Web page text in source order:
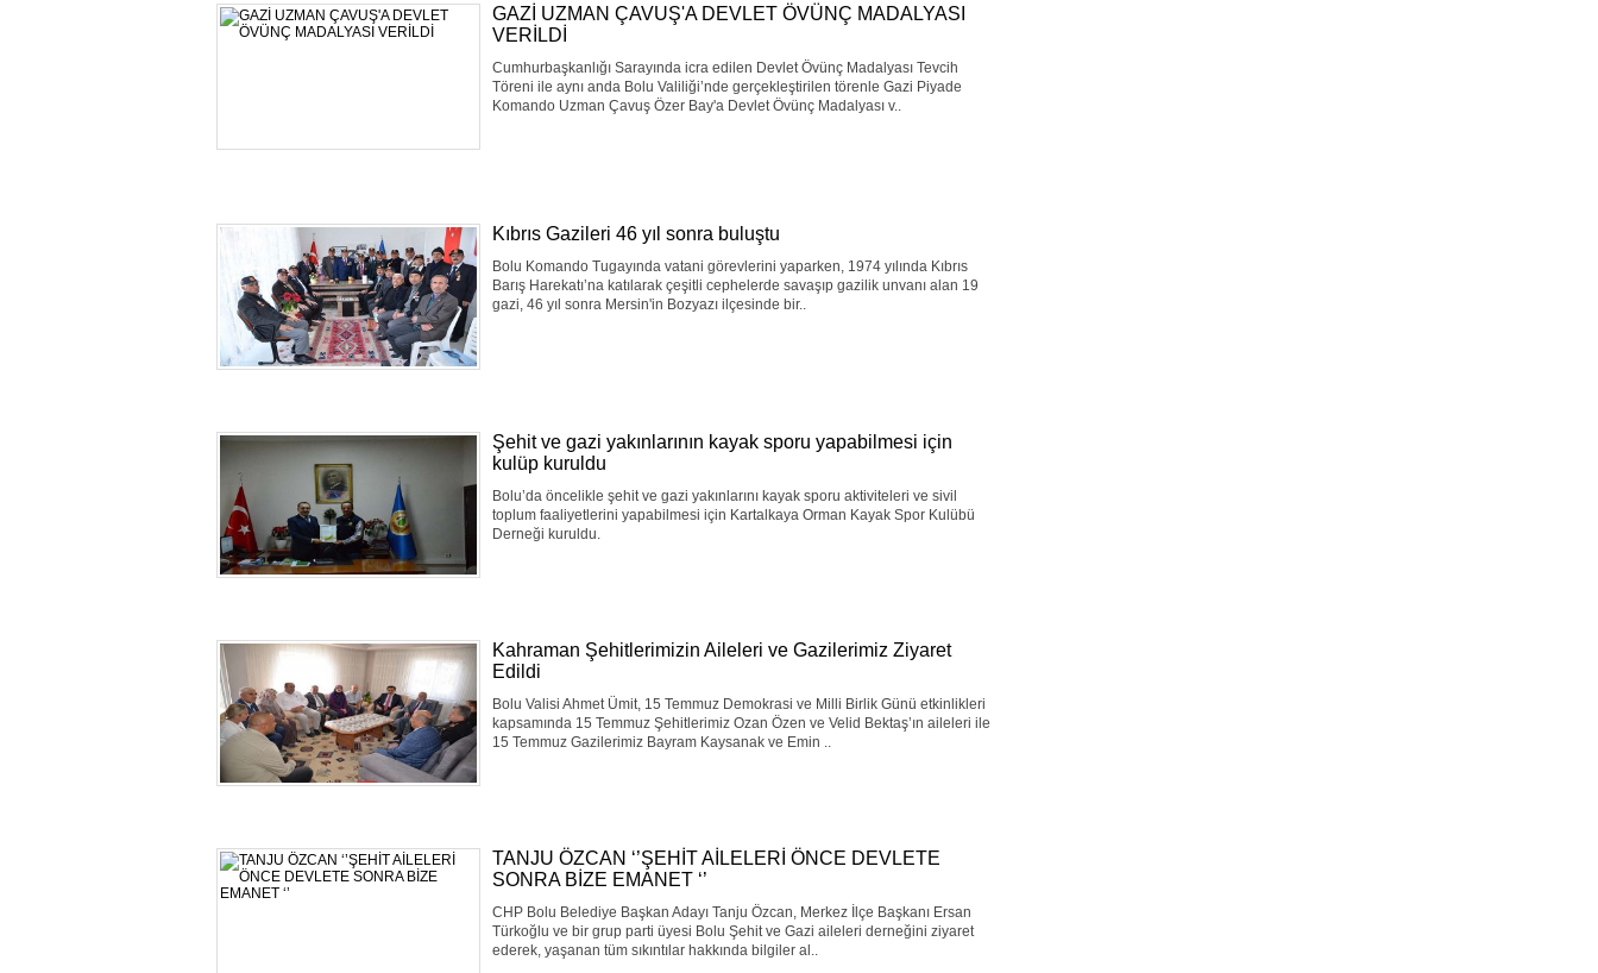
GAZİ UZMAN ÇAVUŞ'A DEVLET ÖVÜNÇ MADALYASI
VERİLDİ
Cumhurbaşkanlığı Sarayında icra edilen Devlet Övünç Madalyası Tevcih
Töreni ile aynı anda Bolu Valiliği’nde gerçekleştirilen törenle Gazi Piyade
Komando Uzman Çavuş Özer Bay'a Devlet Övünç Madalyası v..
Kıbrıs Gazileri 46 yıl sonra buluştu
Bolu Komando Tugayında vatani görevlerini yaparken, 1974 yılında Kıbrıs
Barış Harekatı’na katılarak çeşitli cephelerde savaşıp gazilik unvanı alan 19
gazi, 46 yıl sonra Mersin'in Bozyazı ilçesinde bir..
Şehit ve gazi yakınlarının kayak sporu yapabilmesi için
kulüp kuruldu
Bolu’da öncelikle şehit ve gazi yakınlarını kayak sporu aktiviteleri ve sivil
toplum faaliyetlerini yapabilmesi için Kartalkaya Orman Kayak Spor Kulübü
Derneği kuruldu.
Kahraman Şehitlerimizin Aileleri ve Gazilerimiz Ziyaret
Edildi
Bolu Valisi Ahmet Ümit, 15 Temmuz Demokrasi ve Milli Birlik Günü etkinlikleri
kapsamında 15 Temmuz Şehitlerimiz Ozan Özen ve Velid Bektaş’ın aileleri ile
15 Temmuz Gazilerimiz Bayram Kaysanak ve Emin ..
TANJU ÖZCAN ‘’ŞEHİT AİLELERİ ÖNCE DEVLETE
SONRA BİZE EMANET ‘’
CHP Bolu Belediye Başkan Adayı Tanju Özcan, Merkez İlçe Başkanı Ersan
Türkoğlu ve bir grup parti üyesi Bolu Şehit ve Gazi aileleri derneğini ziyaret
ederek, yaşanan tüm sıkıntılar hakkında bilgiler al..